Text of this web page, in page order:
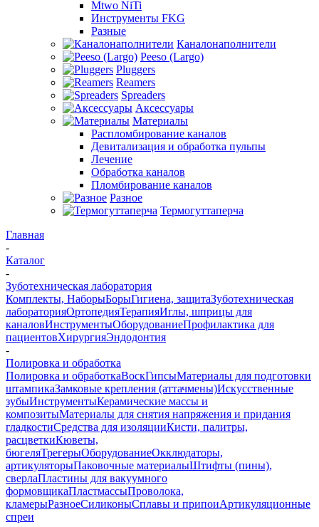
Mtwo NiTi
Инструменты FKG
Разные
Каналонаполнители
Peeso (Largo)
Pluggers
Reamers
Spreaders
Аксессуары
Материалы
Распломбирование каналов
Девитализация и обработка пульпы
Лечение
Обработка каналов
Пломбирование каналов
Разное
Термогуттаперча
Главная
-
Каталог
-
Зуботехническая лаборатория
Комплекты, НаборыБорыГигиена, защитаЗуботехническая
лабораторияОртопедияТерапияИглы, шприцы для
каналовИнструментыОборудованиеПрофилактика для
пациентовХирургияЭндодонтия
-
Полировка и обработка
Полировка и обработкаВоскГипсыМатериалы для подготовки
штампикаЗамковые крепления (аттачмены)Искусственные
зубыИнструментыКерамические массы и
композитыМатериалы для снятия напряжения и придания
гладкостиСредства для изоляцииКисти, палитры,
расцветкиКюветы,
бюгеляТрегерыОборудованиеОкклюдаторы,
артикуляторыПаковочные материалыШтифты (пины),
сверлаПластины для вакуумного
формовщикаПластмассыПроволока,
кламерыРазноеСиликоныСплавы и припоиАртикуляционные
спреи